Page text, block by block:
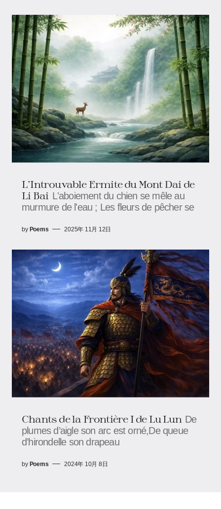
L'Introuvable Ermite du Mont Dai de
Li Bai L'aboiement du chien se mêle au
murmure de l'eau ; Les fleurs de pêcher se
by Poems 2025年 11月 12日
Chants de la Frontière I de Lu Lun De
plumes d’aigle son arc est orné,De queue
d’hirondelle son drapeau
by Poems 2024年 10月 8日